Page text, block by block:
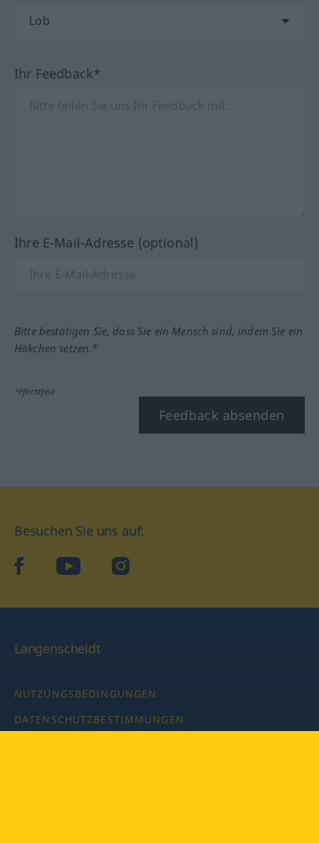
Ihr Feedback*
Ihre E-Mail-Adresse (optional)
Bitte bestätigen Sie, dass Sie ein Mensch sind, indem Sie ein
Häkchen setzen.*
*Pflichtfeld
Feedback absenden
Besuchen Sie uns auf:
facebookYouTube Instagram
Langenscheidt
NUTZUNGSBEDINGUNGEN
DATENSCHUTZBESTIMMUNGEN